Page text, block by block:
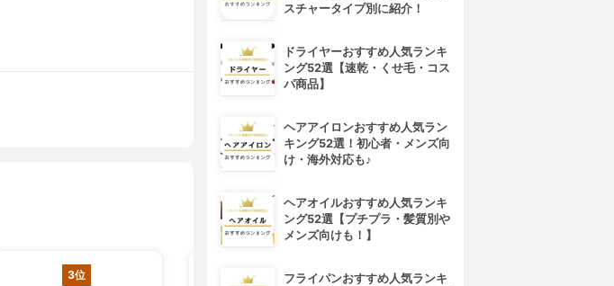
3位
スチャータイプ別に紹介！
ドライヤーおすすめ人気ランキ
ング52選【速乾・くせ毛・コス
パ商品】
ヘアアイロンおすすめ人気ラン
キング52選！初心者・メンズ向
け・海外対応も♪
ヘアオイルおすすめ人気ランキ
ング52選【プチプラ・髪質別や
メンズ向けも！】
フライパンおすすめ人気ランキ